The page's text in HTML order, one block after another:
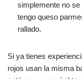
simplemente no
tengo queso
rallado.
Si ya tienes
rojos usan la misma